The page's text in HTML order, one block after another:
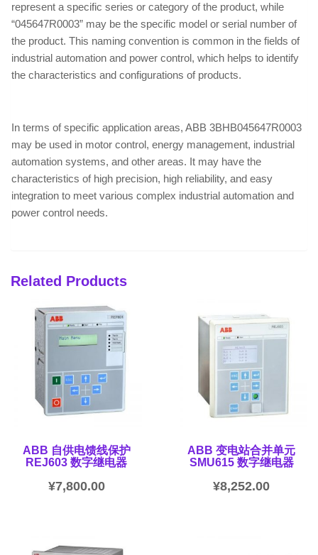
represent a specific series or category of the product, while
“045647R0003” may be the specific model or serial number of
the product. This naming convention is common in the fields of
industrial automation and power control, which helps to identify
the characteristics and configurations of products.
In terms of specific application areas, ABB 3BHB045647R0003
may be used in motor control, energy management, industrial
automation systems, and other areas. It may have the
characteristics of high precision, high reliability, and easy
integration to meet various complex industrial automation and
power control needs.
Related Products
ABB 自供电馈线保护
REJ603 数字继电器
¥7,800.00
ABB 变电站合并单元
SMU615 数字继电器
¥8,252.00